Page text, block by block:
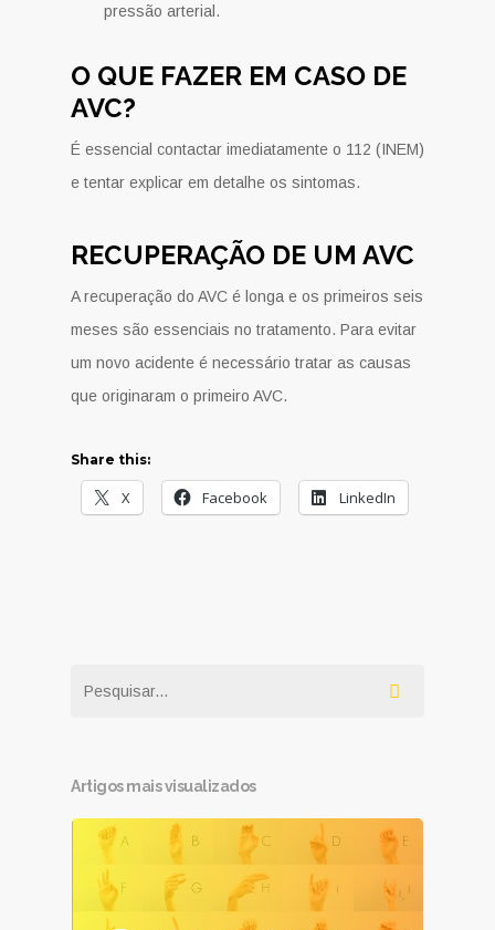
pressão arterial.
O QUE FAZER EM CASO DE
AVC?
É essencial contactar imediatamente o 112 (INEM)
e tentar explicar em detalhe os sintomas.
RECUPERAÇÃO DE UM AVC
A recuperação do AVC é longa e os primeiros seis
meses são essenciais no tratamento. Para evitar
um novo acidente é necessário tratar as causas
que originaram o primeiro AVC.
Share this:
X Facebook LinkedIn
Artigos mais visualizados